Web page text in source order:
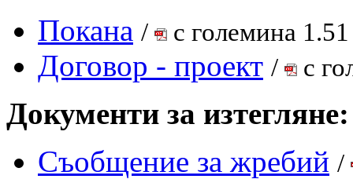
Покана / с големина
Договор - проект / с
Документи за изтегляне:
Съобщение за жребий /